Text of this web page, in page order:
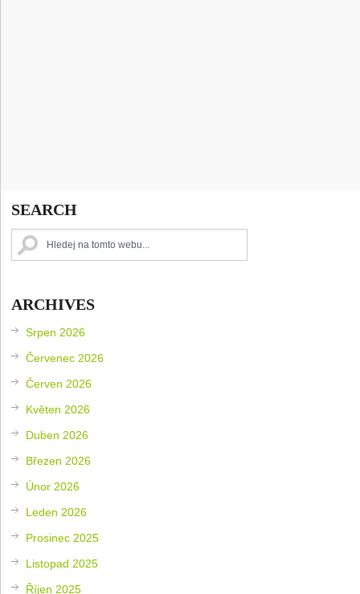
SEARCH
ARCHIVES
Srpen 2026
Červenec 2026
Červen 2026
Květen 2026
Duben 2026
Březen 2026
Únor 2026
Leden 2026
Prosinec 2025
Listopad 2025
Říjen 2025